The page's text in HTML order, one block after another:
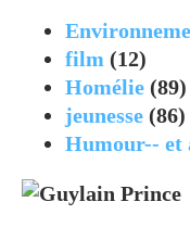
film (12)
Homélie (89)
jeunesse (86)
Humour-- et